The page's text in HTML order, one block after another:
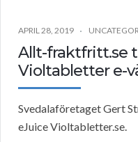
APRIL 28, 2019
Allt-fraktfritt.se
Violtabletter e-
Svedalaföretaget Gert
eJuice Violtabletter.se.